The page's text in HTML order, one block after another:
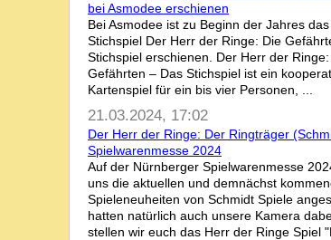
bei Asmodee erschienen
Bei Asmodee ist zu Beginn der Jahres
Stichspiel Der Herr der Ringe: Die
Stichspiel erschienen. Der Herr der
Gefährten – Das Stichspiel ist ein
Kartenspiel für ein bis vier Personen, ...
21.03.2024, 17:02
Der Herr der Ringe: Der Ringträger
Spielwarenmesse 2024
Auf der Nürnberger Spielwarenmesse
uns die aktuellen und demnächst
Spieleneuheiten von Schmidt Spiele
hatten natürlich auch unsere Kamera
stellen wir euch das Herr der Ringe Spiel